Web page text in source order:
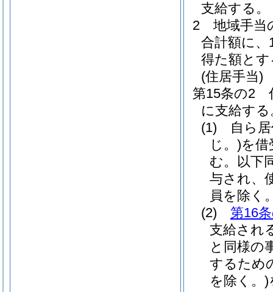
支給する。
2
地域手当
合計額に
得た額とす
(住居手当)
第15条の2
に支給する
(1)
自ら
じ。)を借
む。以下
与され、
員を除く
(2)
第16
支給され
と同様の
するため
を除く。)